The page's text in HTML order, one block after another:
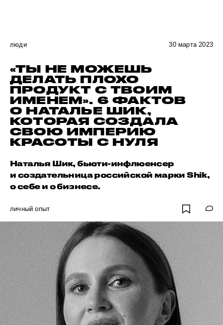
люди 30 марта 2023
«ТЫ НЕ МОЖЕШЬ
ДЕЛАТЬ ПЛОХО
ПРОДУКТ С ТВОИМ
ИМЕНЕМ». 6 ФАКТОВ
О НАТАЛЬЕ ШИК,
КОТОРАЯ СОЗДАЛА
СВОЮ ИМПЕРИЮ
КРАСОТЫ С НУЛЯ
Наталья Шик, бьюти-инфлюенсер
и создательница российской марки Shik,
о себе и о бизнесе.
личный опыт